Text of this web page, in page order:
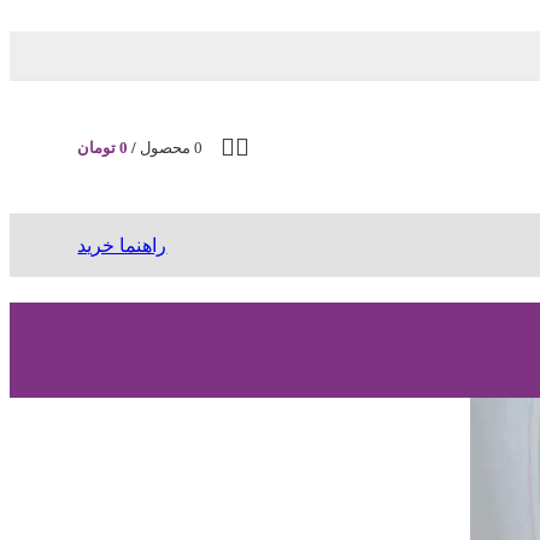
0 محصول /
0 تومان
راهنما خرید